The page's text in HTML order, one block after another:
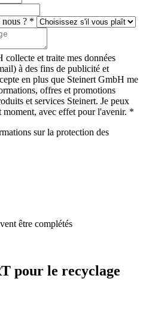
nous ? *
collecte et traite mes données
à des fins de publicité et
en plus que Steinert GmbH me
offres et promotions
et services Steinert. Je peux
moment, avec effet pour l'avenir. *
sur la protection des
être complétés
pour le recyclage